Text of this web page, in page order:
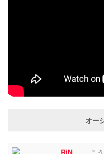
オー
____RiN____ こ